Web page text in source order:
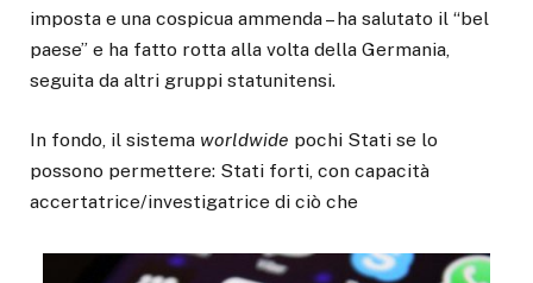
imposta e una cospicua ammenda – ha salutato il “bel
paese” e ha fatto rotta alla volta della Germania,
seguita da altri gruppi statunitensi.
In fondo, il sistema worldwide pochi Stati se lo
possono permettere: Stati forti, con capacità
accertatrice/investigatrice di ciò che